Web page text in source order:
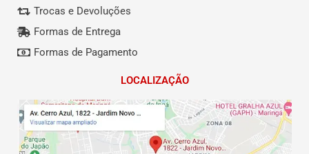
Trocas e Devoluções
Formas de Entrega
Formas de Pagamento
LOCALIZAÇÃO